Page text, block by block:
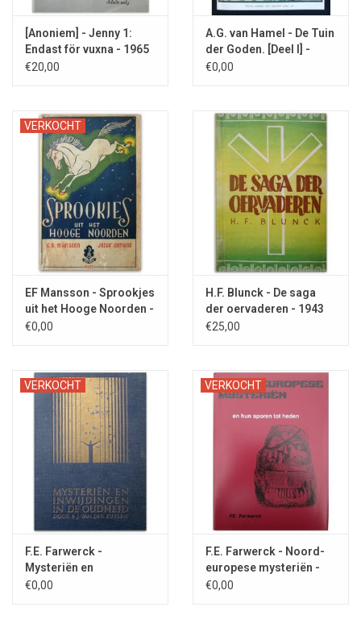
[Anoniem] - Jenny 1:
Endast för vuxna - 1965
€20,00
A.G. van Hamel - De Tuin
der Goden. [Deel I] -
1940
€0,00
VERKOCHT
EF Mansson - Sprookjes
uit het Hooge Noorden -
1942
€0,00
H.F. Blunck - De saga
der oervaderen - 1943
€25,00
VERKOCHT
F.E. Farwerck -
Mysteriën en
inwijdingen - 1927
€0,00
VERKOCHT
F.E. Farwerck - Noord-
europese mysteriën -
1978
€0,00